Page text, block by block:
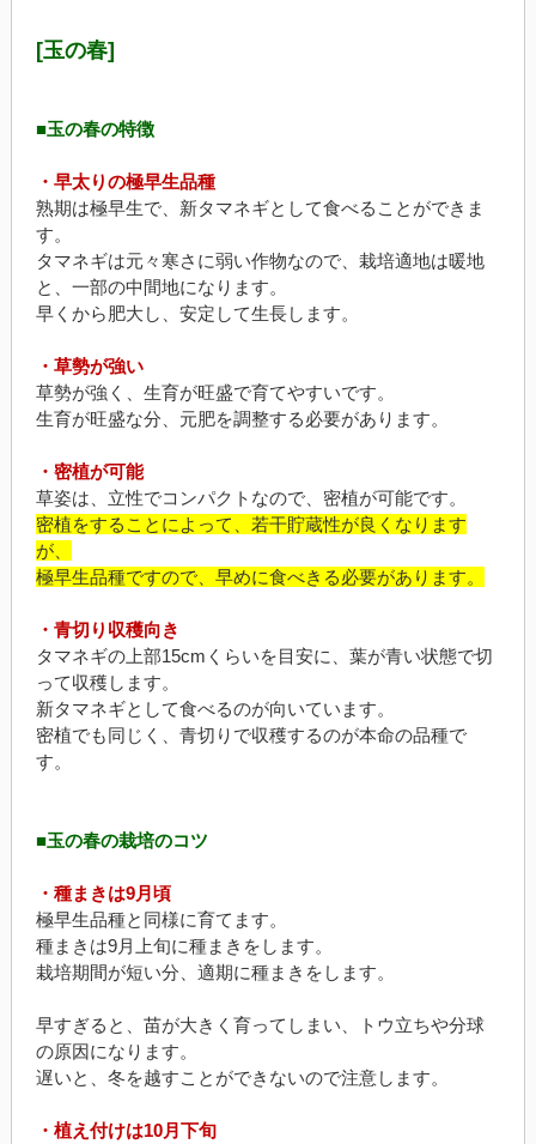
[玉の春]
■玉の春の特徴
・早太りの極早生品種
熟期は極早生で、新タマネギとして食べることができま
す。
タマネギは元々寒さに弱い作物なので、栽培適地は暖地
と、一部の中間地になります。
早くから肥大し、安定して生長します。
・草勢が強い
草勢が強く、生育が旺盛で育てやすいです。
生育が旺盛な分、元肥を調整する必要があります。
・密植が可能
草姿は、立性でコンパクトなので、密植が可能です。
密植をすることによって、若干貯蔵性が良くなります
が、
極早生品種ですので、早めに食べきる必要があります。
・青切り収穫向き
タマネギの上部15cmくらいを目安に、葉が青い状態で切
って収穫します。
新タマネギとして食べるのが向いています。
密植でも同じく、青切りで収穫するのが本命の品種で
す。
■玉の春の栽培のコツ
・種まきは9月頃
極早生品種と同様に育てます。
種まきは9月上旬に種まきをします。
栽培期間が短い分、適期に種まきをします。
早すぎると、苗が大きく育ってしまい、トウ立ちや分球
の原因になります。
遅いと、冬を越すことができないので注意します。
・植え付けは10月下旬